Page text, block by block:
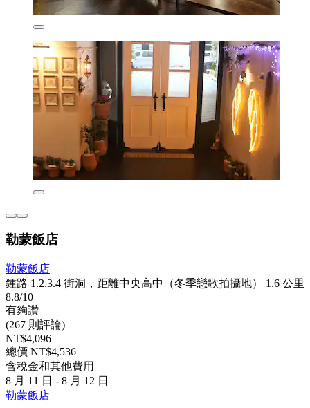
勒蒙飯店
勒蒙飯店
鍾路 1.2.3.4 街洞，距離中央高中（冬季戀歌拍攝地） 1.6 公里
8.8/10
有夠讚
(267 則評論)
NT$4,096
總價 NT$4,536
含稅金和其他費用
8 月 11 日 - 8 月 12 日
勒蒙飯店